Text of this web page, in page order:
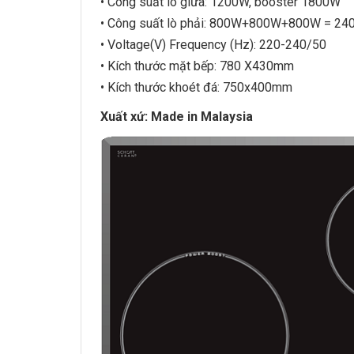
• Công suất lò phải: 800W+800W+800W =
• Voltage(V) Frequency (Hz): 220-240/50
• Kích thước mặt bếp: 780 X430mm
• Kích thước khoét đá: 750x400mm
Xuất xứ: Made in Malaysia